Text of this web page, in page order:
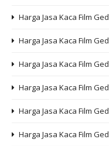
Harga Jasa Kaca Film
Harga Jasa Kaca Film
Harga Jasa Kaca Film
Harga Jasa Kaca Film
Harga Jasa Kaca Film
Harga Jasa Kaca Film